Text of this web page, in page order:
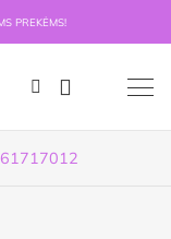
PREKĖMS!